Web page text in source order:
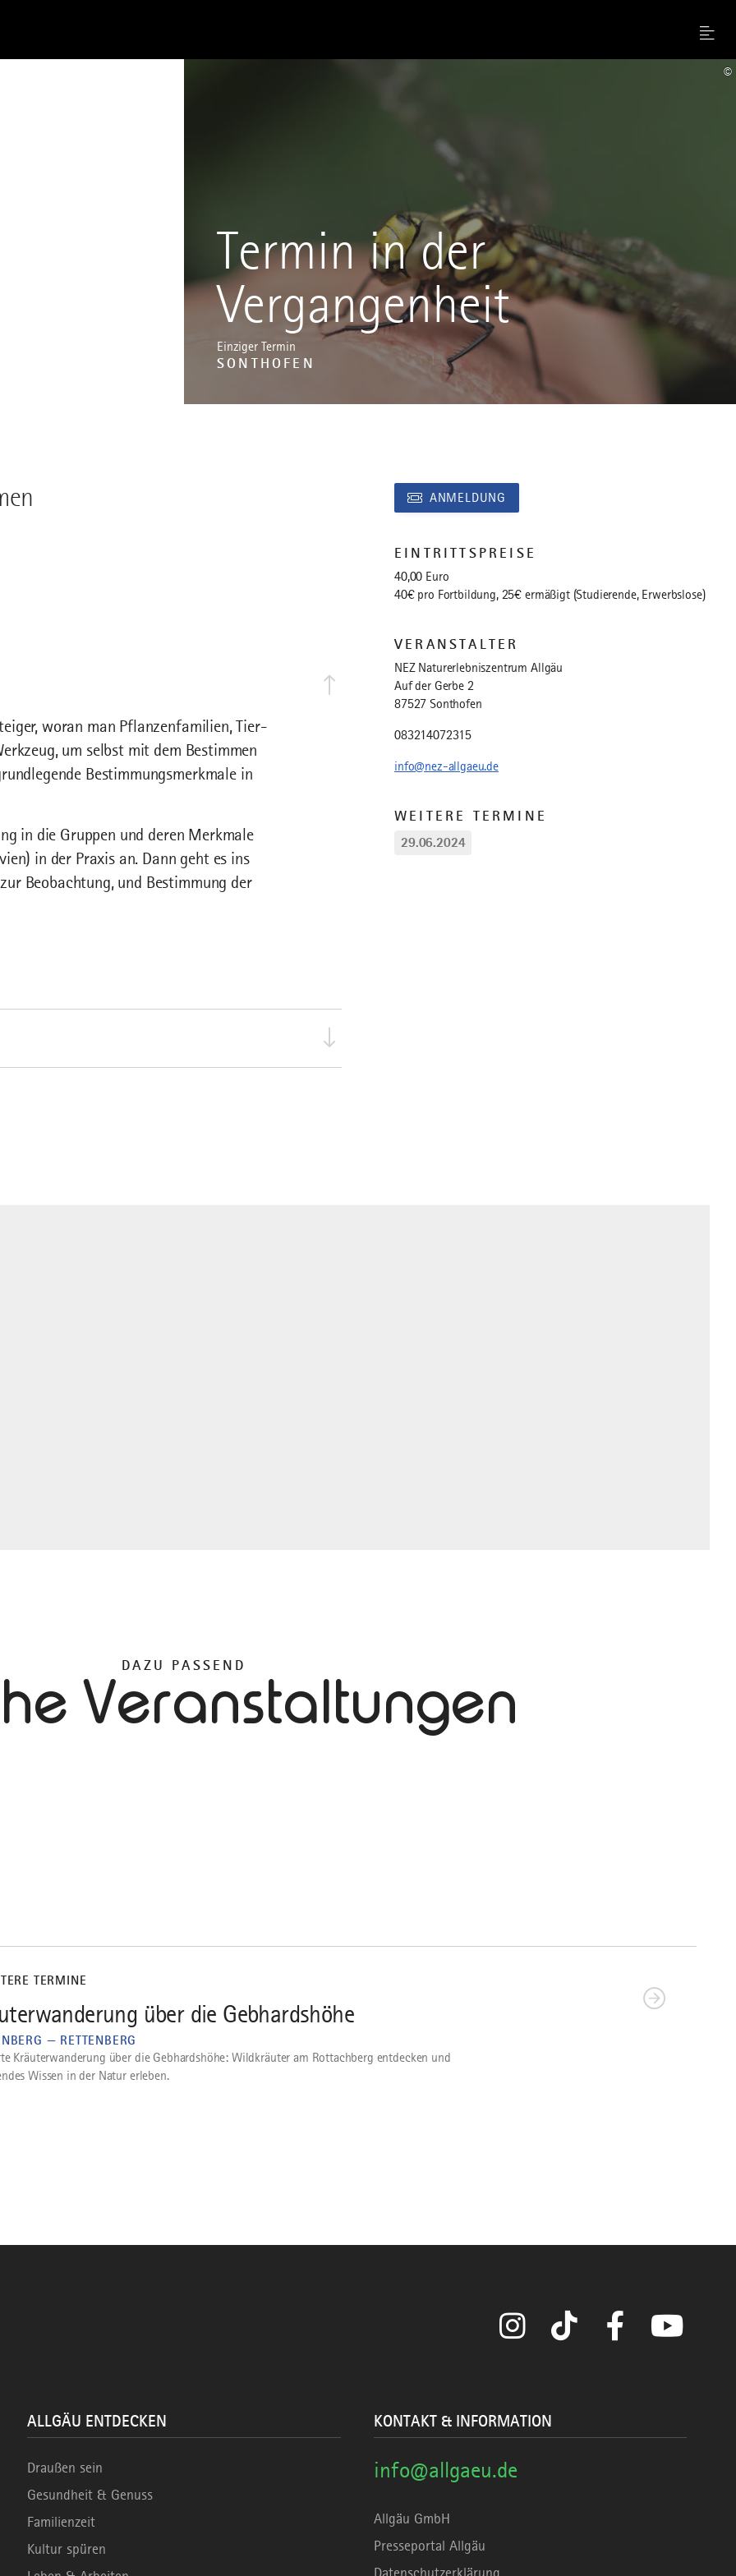
Menu
Termin in der
Vergangenheit
Einziger Termin
SONTHOFEN
©
woran man Pflanzenfamilien, Tier-
um selbst mit dem Bestimmen
Bestimmungsmerkmale in
in die Gruppen und deren Merkmale
in der Praxis an. Dann geht es ins
Beobachtung, und Bestimmung der
ANMELDUNG
EINTRITTSPREISE
40,00 Euro
40€ pro Fortbildung, 25€ ermäßigt (Studierende, Erwerbslose)
VERANSTALTER
NEZ Naturerlebniszentrum Allgäu
Auf der Gerbe 2
87527 Sonthofen
083214072315
info@nez-allgaeu.de
WEITERE TERMINE
29.06.2024
DAZU PASSEND
Veranstaltungen
TERMINE
über die Gebhardshöhe
— RETTENBERG
Kräuterwanderung über die Gebhardshöhe: Wildkräuter am Rottachberg entdecken und
Wissen in der Natur erleben.
Instagram TikTok Facebook
ALLGÄU ENTDECKEN
Draußen sein
Gesundheit & Genuss
Familienzeit
Kultur spüren
KONTAKT & INFORMATION
info@allgaeu.de
Allgäu GmbH
Presseportal Allgäu
Datenschutzerklärung